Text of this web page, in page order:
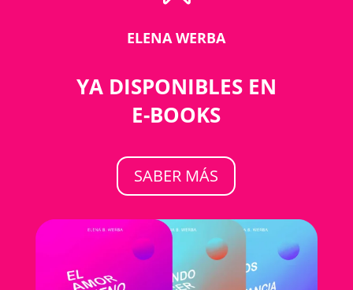
ELENA WERBA
YA DISPONIBLES EN
E-BOOKS
SABER MÁS